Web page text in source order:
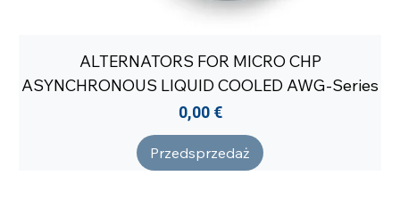
ALTERNATORS FOR MICRO CHP
ASYNCHRONOUS LIQUID COOLED AWG-Series
Cena
0,00 €
Przedsprzedaż